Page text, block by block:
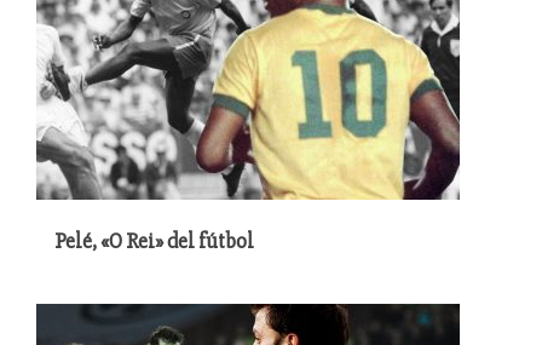
Pelé, «O Rei» del fútbol